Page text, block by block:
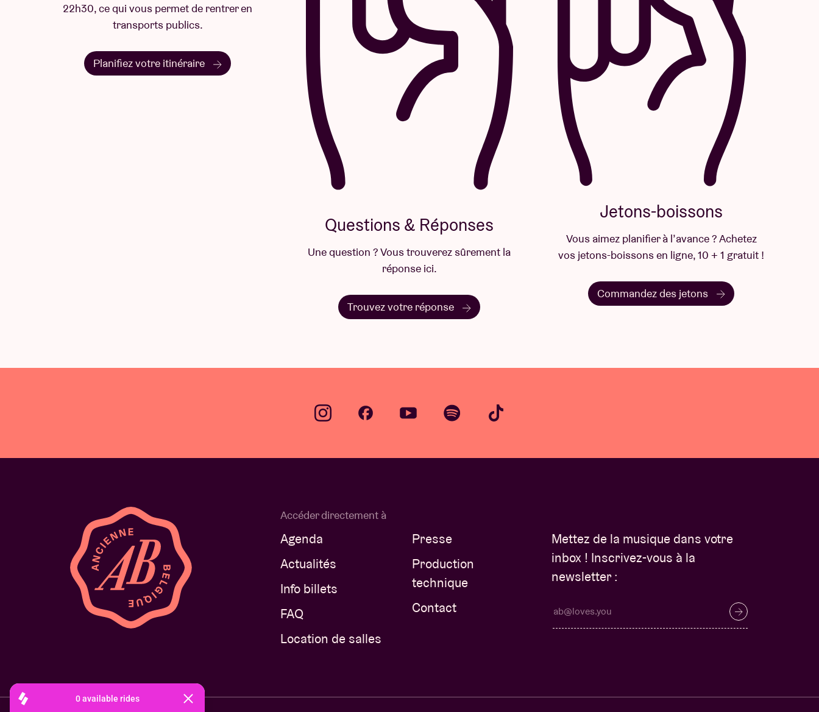
22h30, ce qui vous permet de rentrer en
transports publics.
Planifiez votre itinéraire
Questions & Réponses
Une question ? Vous trouverez sûrement la
réponse ici.
Trouvez votre réponse
Jetons-boissons
Vous aimez planifier à l’avance ? Achetez
vos jetons-boissons en ligne, 10 + 1 gratuit !
Commandez des jetons
Accéder directement à
Agenda
Actualités
Info billets
FAQ
Location de salles
Presse
Production
technique
Contact
Mettez de la musique dans votre
inbox ! Inscrivez-vous à la
newsletter :